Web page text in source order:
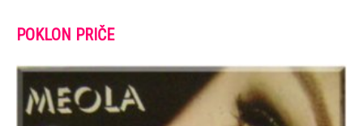
POKLON PRIČE